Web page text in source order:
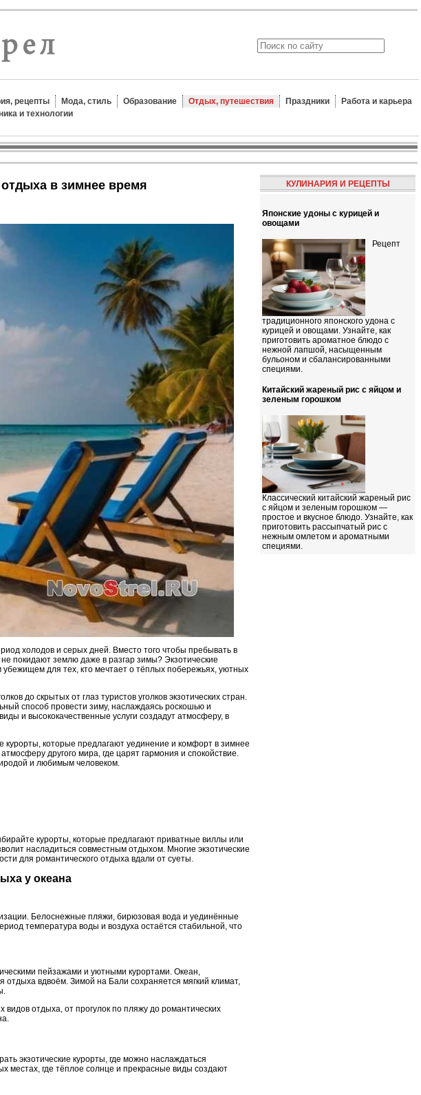
рецепты Мода, стиль Образование Отдых, путешествия Праздники
Работа и карьера
и технологии
отдыха в зимнее время
холодов и серых дней. Вместо того чтобы пребывать в
покидают землю даже в разгар зимы? Экзотические
для тех, кто мечтает о тёплых побережьях, уютных
до скрытых от глаз туристов уголков экзотических стран.
способ провести зиму, наслаждаясь роскошью и
и высококачественные услуги создадут атмосферу, в
курорты, которые предлагают уединение и комфорт в зимнее
другого мира, где царят гармония и спокойствие.
и любимым человеком.
курорты, которые предлагают приватные виллы или
насладиться совместным отдыхом. Многие экзотические
для романтического отдыха вдали от суеты.
у океана
Белоснежные пляжи, бирюзовая вода и уединённые
температура воды и воздуха остаётся стабильной, что
пейзажами и уютными курортами. Океан,
отдыха вдвоём. Зимой на Бали сохраняется мягкий климат,
отдыха, от прогулок по пляжу до романтических
экзотические курорты, где можно наслаждаться
где тёплое солнце и прекрасные виды создают
КУЛИНАРИЯ И РЕЦЕПТЫ
Японские удоны с курицей и
овощами
Рецепт
традиционного японского удона с
курицей и овощами. Узнайте, как
приготовить ароматное блюдо с
нежной лапшой, насыщенным
бульоном и сбалансированными
специями.
Китайский жареный рис с яйцом и
зеленым горошком
Классический китайский жареный рис
с яйцом и зеленым горошком —
простое и вкусное блюдо. Узнайте, как
приготовить рассыпчатый рис с
нежным омлетом и ароматными
специями.